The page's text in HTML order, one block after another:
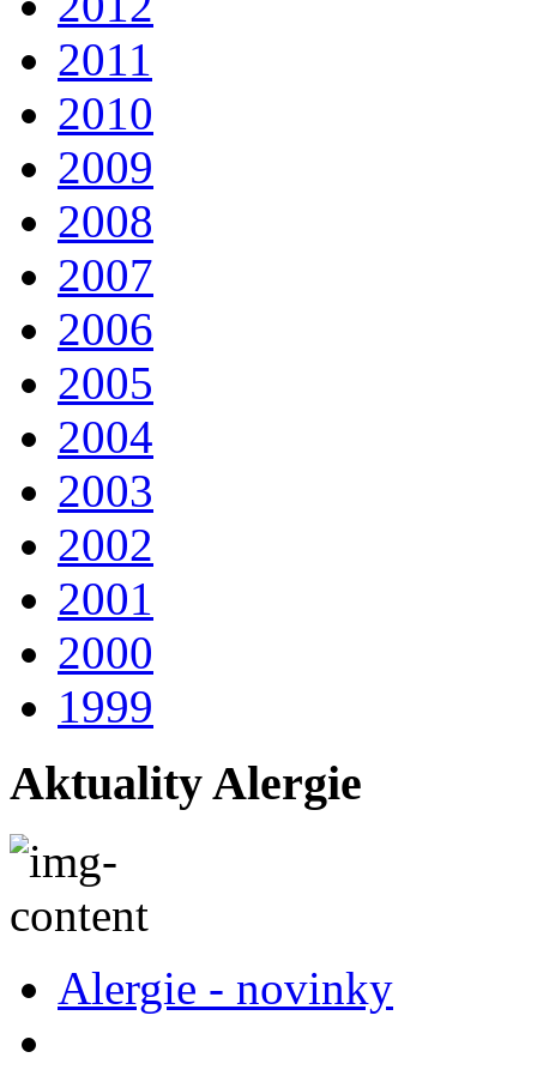
2011
2010
2009
2008
2007
2006
2005
2004
2003
2002
2001
2000
1999
Aktuality Alergie
Alergie - novinky